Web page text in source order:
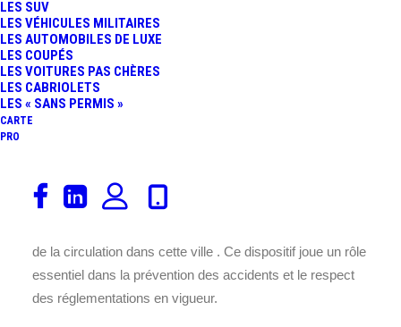
LES SUV
LES VÉHICULES MILITAIRES
LES AUTOMOBILES DE LUXE
LES COUPÉS
LES VOITURES PAS CHÈRES
LES CABRIOLETS
LES « SANS PERMIS »
CARTE
PRO
Ce radar est installé sur la RD
6007, au cœur de la commune
Placé à cet endroit précis la
contrôle efficace de la vitesse des véhicules pour garantir
de la circulation dans cette ville . Ce dispositif joue un rôle
essentiel dans la prévention des accidents et le respect
des réglementations en vigueur.